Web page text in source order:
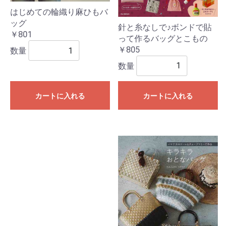
はじめての輪織り麻ひもバ
ッグ
￥801
数量
カートに入れる
針と糸なしで♪ボンドで貼
って作るバッグとこもの
￥805
数量
カートに入れる